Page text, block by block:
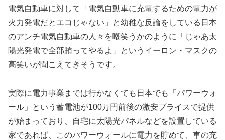
電気自動車に対して「電気自動車に充電するための電力が
火力発電だとエコじゃない」と幼稚な反論をしている日本
のアンチ電気自動車の人々を嘲笑うかのように「じゃあ太
陽光発電で全部賄ってやるよ」というイーロン・マスクの
高笑いが聞こえてきそうです。
実際に電力事業までは行かなくても日本でも「パワーウォ
ール」という蓄電池が100万円前後の激安プライスで提供
が始まっており、自宅に太陽光パネルなどを設置している
家であれば、このパワーウォールに電力を貯めて、車の充